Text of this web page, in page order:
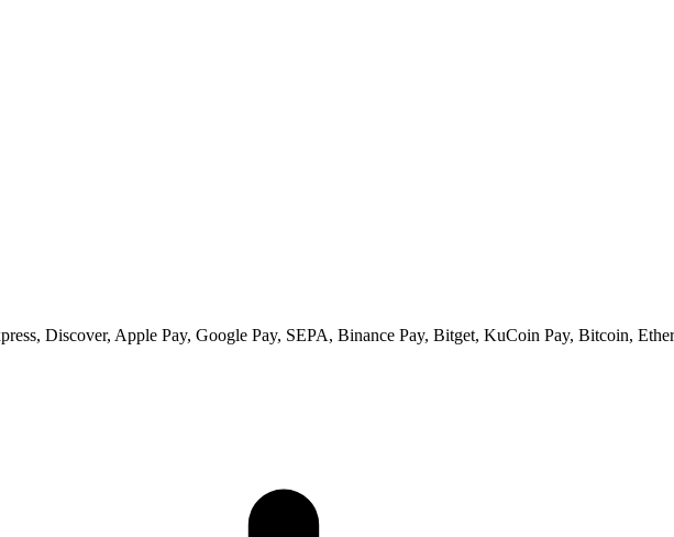
Discover, Apple Pay, Google Pay, SEPA, Binance Pay, Bitget, KuCoin Pay, Bitcoin,